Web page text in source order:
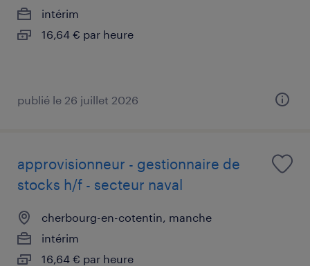
intérim
16,64 € par heure
publié le 26 juillet 2026
approvisionneur - gestionnaire de
stocks h/f - secteur naval
cherbourg-en-cotentin, manche
intérim
16,64 € par heure